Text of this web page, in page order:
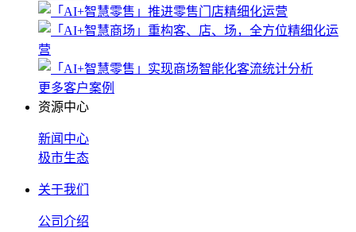
更多客户案例
资源中心
新闻中心
极市生态
关于我们
公司介绍